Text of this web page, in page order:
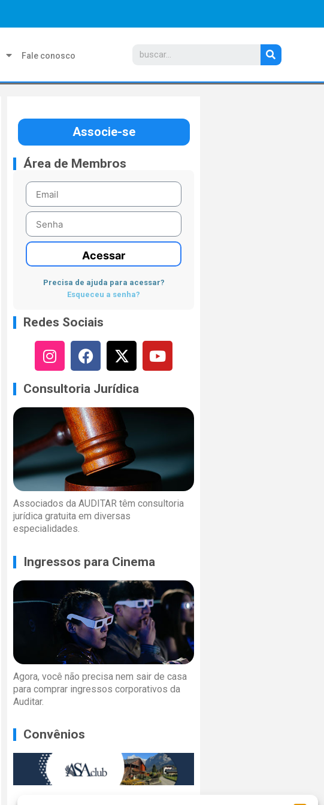
Fale conosco
Associe-se
Área de Membros
Acessar
Precisa de ajuda para acessar?
Esqueceu a senha?
Redes Sociais
Consultoria Jurídica
Associados da AUDITAR têm consultoria
jurídica gratuita em diversas
especialidades.
Ingressos para Cinema
Agora, você não precisa nem sair de casa
para comprar ingressos corporativos da
Auditar.
Convênios